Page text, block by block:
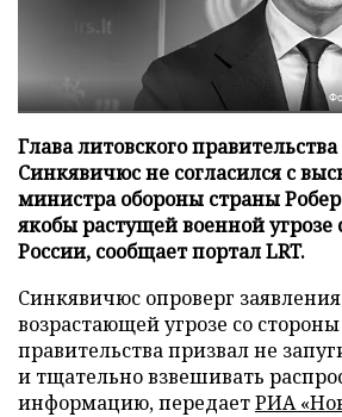
Глава литовского
Синкявичюс не согласился с
министра обороны страны
якобы растущей военной угрозе
России, сообщает портал LRT.
Синкявичюс опроверг
возрастающей угрозе со
правительства призвал не
и тщательно взвешивать
информацию, передаетРИА